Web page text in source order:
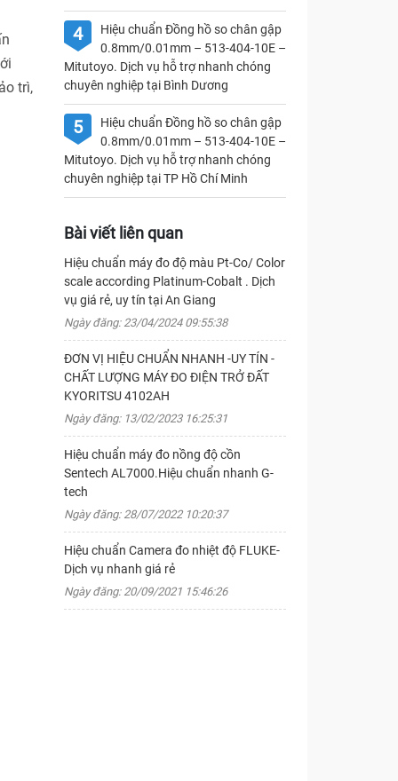
trì,
4
Hiệu chuẩn Đồng hồ so chân gập
0.8mm/0.01mm – 513-404-10E –
Mitutoyo. Dịch vụ hỗ trợ nhanh chóng
chuyên nghiệp tại Bình Dương
5
Hiệu chuẩn Đồng hồ so chân gập
0.8mm/0.01mm – 513-404-10E –
Mitutoyo. Dịch vụ hỗ trợ nhanh chóng
chuyên nghiệp tại TP Hồ Chí Minh
Bài viết liên quan
Hiệu chuẩn máy đo độ màu Pt-Co/ Color
scale according Platinum-Cobalt . Dịch
vụ giá rẻ, uy tín tại An Giang
Ngày đăng: 23/04/2024 09:55:38
ĐƠN VỊ HIỆU CHUẨN NHANH -UY TÍN -
CHẤT LƯỢNG MÁY ĐO ĐIỆN TRỞ ĐẤT
KYORITSU 4102AH
Ngày đăng: 13/02/2023 16:25:31
Hiệu chuẩn máy đo nồng độ cồn
Sentech AL7000.Hiệu chuẩn nhanh G-
tech
Ngày đăng: 28/07/2022 10:20:37
Hiệu chuẩn Camera đo nhiệt độ FLUKE-
Dịch vụ nhanh giá rẻ
Ngày đăng: 20/09/2021 15:46:26